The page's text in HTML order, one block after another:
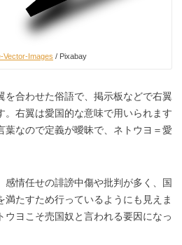
Vector-Images / Pixabay
を合わせた俗語で、掲示板などで右翼
。右翼は愛国的な意味で用いられます
葉なので定義が曖昧で、ネトウヨ＝愛
感情任せの誹謗中傷や批判が多く、国
たすため行っているようにも見えま
ウヨこそ売国奴と言われる要因になっ